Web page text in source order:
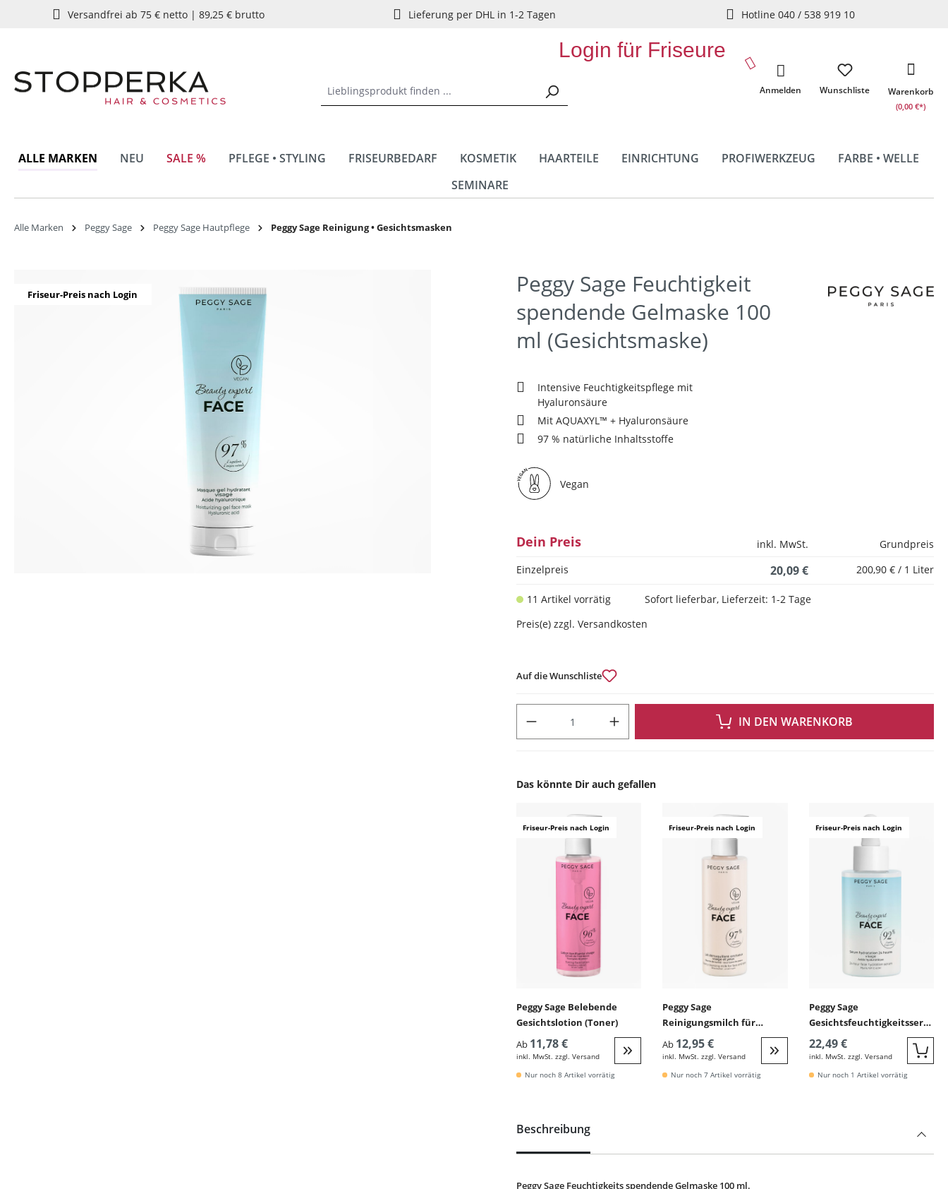
Zur Hauptnavigation springen
Versandfrei ab 75 € netto | 89,25 € brutto Lieferung per DHL in 1-2 Tagen Hotline 040 / 538 919 10
Login für Friseure
Wunschliste
Anmelden Warenkorb
(0,00 €*)
ALLE MARKEN NEU SALE % PFLEGE • STYLING FRISEURBEDARF KOSMETIK HAARTEILE EINRICHTUNG PROFIWERKZEUG
FARBE • WELLE
SEMINARE
Alle Marken Peggy Sage Peggy Sage Hautpflege Peggy Sage Reinigung • Gesichtsmasken
Friseur-Preis nach Login
Peggy Sage Feuchtigkeit
spendende Gelmaske 100
ml (Gesichtsmaske)
Intensive Feuchtigkeitspflege mit
Hyaluronsäure
Mit AQUAXYL™ + Hyaluronsäure
97 % natürliche Inhaltsstoffe
Vegan
Dein Preis inkl. MwSt.
Grundpreis
Einzelpreis
20,09 € 200,90 € / 1 Liter
11 Artikel vorrätig
Sofort lieferbar, Lieferzeit: 1-2 Tage
Preis(e) zzgl. Versandkosten
Auf die Wunschliste
IN DEN WARENKORB
Das könnte Dir auch gefallen
Friseur-Preis nach Login
Peggy Sage Belebende
Gesichtslotion (Toner)
Ab 11,78 €
inkl. MwSt. zzgl. Versand Weiter zur Detail
Nur noch 8 Artikel vorrätig
Friseur-Preis nach Login
Peggy Sage
Reinigungsmilch für
Gesicht und Augen
Ab 12,95 €
inkl. MwSt. zzgl. Versand Weiter zur Detail
Nur noch 7 Artikel vorrätig
Friseur-Preis nach Login
Peggy Sage
Gesichtsfeuchtigkeitsseru
m 24h 32 ml
(Hyaluronsäure)
22,49 €
inkl. MwSt. zzgl. Versand
Nur noch 1 Artikel vorrätig
Beschreibung
Peggy Sage Feuchtigkeits spendende Gelmaske 100 ml.